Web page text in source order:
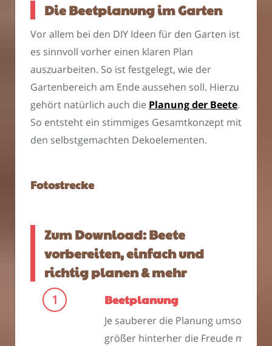
Die Beetplanung im Garten
Vor allem bei den DIY Ideen für den Garten ist
es sinnvoll vorher einen klaren Plan
auszuarbeiten. So ist festgelegt, wie der
Gartenbereich am Ende aussehen soll. Hierzu
gehört natürlich auch die Planung der Beete.
So entsteht ein stimmiges Gesamtkonzept mit
den selbstgemachten Dekoelementen.
Fotostrecke
Zum Download: Beete
vorbereiten, einfach und
richtig planen & mehr
Beetplanung
Je sauberer die Planung umso
größer hinterher die Freude mit